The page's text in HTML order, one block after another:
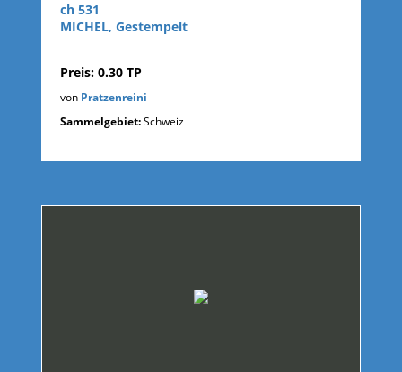
ch 531
MICHEL, Gestempelt
Preis: 0.30 TP
von Pratzenreini
Sammelgebiet:Schweiz